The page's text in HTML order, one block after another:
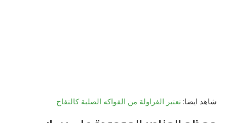
شاهد ايضا: تعتبر الفراولة من الفواكه الصلبة كالتفاح